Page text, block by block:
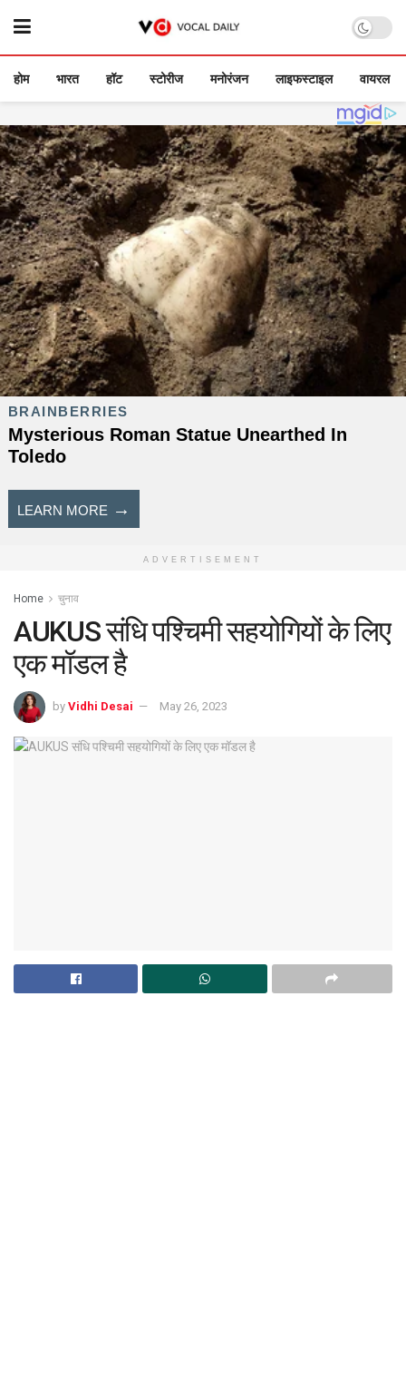
होम भारत हॉट स्टोरीज मनोरंजन लाइफस्टाइल वायरल
ADVERTISEMENT
Home चुनाव
AUKUS संधि पश्चिमी सहयोगियों के लिए
एक मॉडल है
by Vidhi Desai May 26, 2023